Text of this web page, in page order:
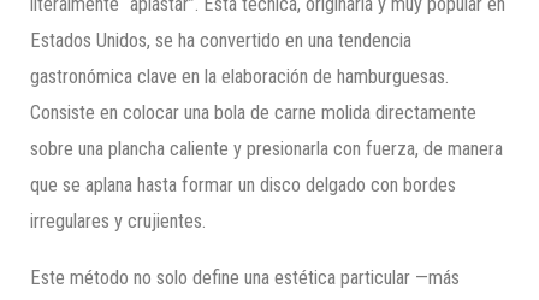
literalmente “aplastar”. Esta técnica, originaria y muy popular en
Estados Unidos, se ha convertido en una tendencia
gastronómica clave en la elaboración de hamburguesas.
Consiste en colocar una bola de carne molida directamente
sobre una plancha caliente y presionarla con fuerza, de manera
que se aplana hasta formar un disco delgado con bordes
irregulares y crujientes.
Este método no solo define una estética particular —más